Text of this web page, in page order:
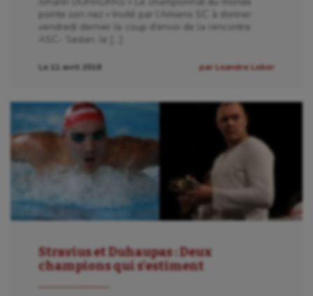
Water-polo
pointe son nez » Invité par l’Amiens SC à donner
vendredi dernier le coup d’envoi de la rencontre
ASC- Sedan, le […]
Le 11 avril 2016 par Leandre Leber
Stravius et Duhaupas : Deux
champions qui s’estiment